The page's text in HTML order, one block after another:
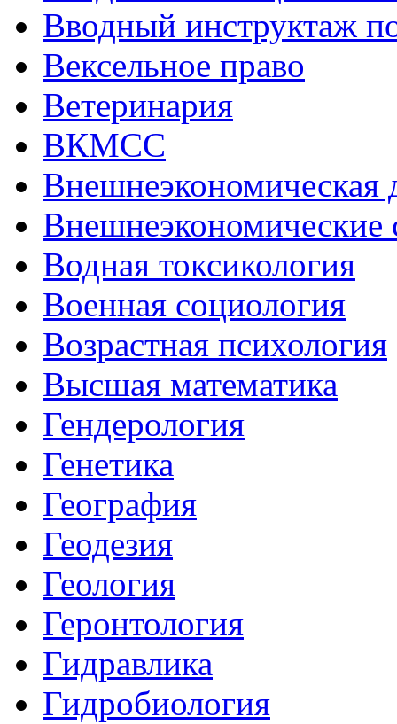
Вводный инструктаж
Вексельное право
Ветеринария
ВКМСС
Внешнеэкономическая
Водная токсикология
Военная социология
Возрастная психология
Высшая математика
Гендерология
Генетика
География
Геодезия
Геология
Геронтология
Гидравлика
Гидробиология